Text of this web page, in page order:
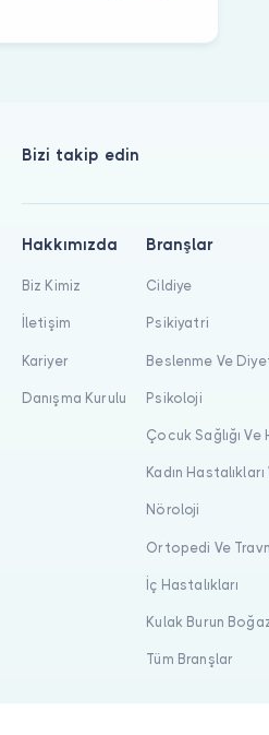
Bizi takip edin
Hakkımızda
Biz Kimiz
İletişim
Kariyer
Danışma Kurulu
Branşlar
Cildiye
Psikiyatri
Beslenme Ve
Psikoloji
Çocuk Sağlığı Ve
Kadın
Nöroloji
Ortopedi Ve
İç Hastalıkları
Kulak Burun
Tüm Branşlar